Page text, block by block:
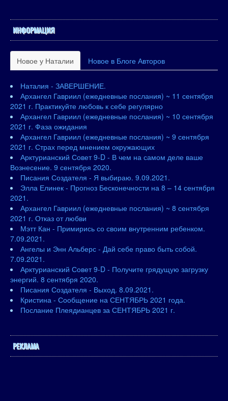
ИНФОРМАЦИЯ
Новое у Наталии Новое в Блоге Авторов
Наталия - ЗАВЕРШЕНИЕ.
Архангел Гавриил (ежедневные послания) ~ 11 сентября
2021 г. Практикуйте любовь к себе регулярно
Архангел Гавриил (ежедневные послания) ~ 10 сентября
2021 г. Фаза ожидания
Архангел Гавриил (ежедневные послания) ~ 9 сентября
2021 г. Страх перед мнением окружающих
Арктурианский Совет 9-D - В чем на самом деле ваше
Вознесение. 9 сентября 2020.
Писания Создателя - Я выбираю. 9.09.2021.
Элла Елинек - Прогноз Бесконечности на 8 – 14 сентября
2021.
Архангел Гавриил (ежедневные послания) ~ 8 сентября
2021 г. Отказ от любви
Мэтт Кан - Примирись со своим внутренним ребенком.
7.09.2021.
Ангелы и Энн Альберс - Дай себе право быть собой.
7.09.2021.
Арктурианский Совет 9-D - Получите грядущую загрузку
энергий. 8 сентября 2020.
Писания Создателя - Выход. 8.09.2021.
Кристина - Сообщение на СЕНТЯБРЬ 2021 года.
Послание Плеядианцев за СЕНТЯБРЬ 2021 г.
РЕКЛАМА